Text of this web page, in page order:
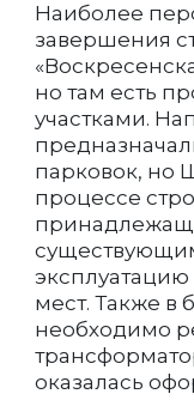
Наиболее
завершения
но там есть
участками.
парковок, но
процессе
эксплуатацию
мест. Также в
необходимо
оказалась